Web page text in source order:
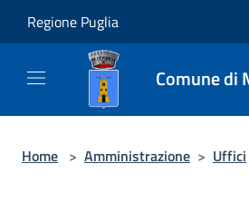
Regione Puglia
Comune di
Home > Amministrazione > Uffici